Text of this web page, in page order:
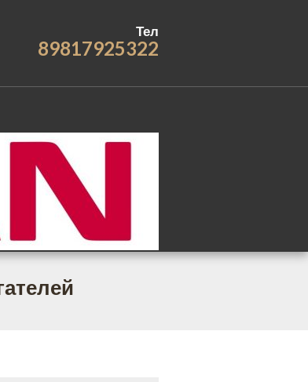
Тел
89817925322